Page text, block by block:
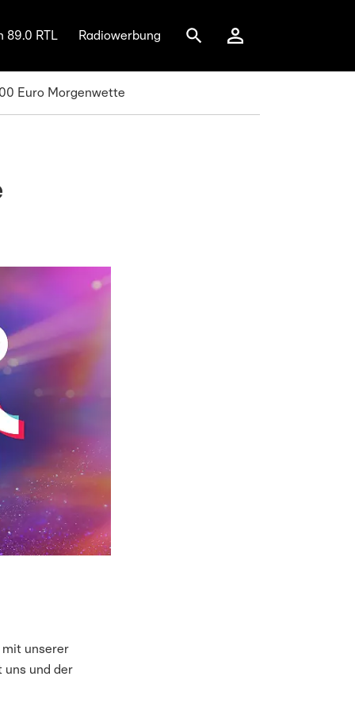
Euro Morgenwette
89.0 RTL Radiowerbung
mit unserer
uns und der